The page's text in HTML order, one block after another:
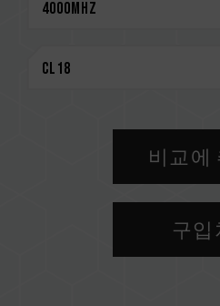
호환되는 플랫폼 관련 정
브랜드에서 제공하는
스트를 통해 페어링 됐습
리를 혼용하면 시스템이
지 않을 수 있습니다.
CPU 메모리 컨트롤러
비교에
구입